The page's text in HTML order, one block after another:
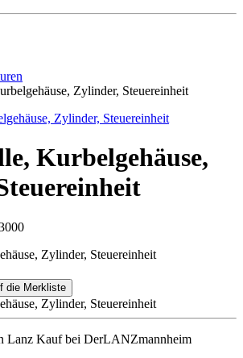
Zylinder, Steuereinheit
Kurbelgehäuse,
Zylinder, Steuereinheit
die Merkliste
Zylinder, Steuereinheit
Lanz Kauf bei DerLANZmannheim